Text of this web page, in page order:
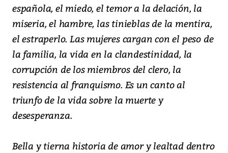
española, el miedo, el temor a la delación, la
miseria, el hambre, las tinieblas de la mentira,
el estraperlo. Las mujeres cargan con el peso de
la familia, la vida en la clandestinidad, la
corrupción de los miembros del clero, la
resistencia al franquismo. Es un canto al
triunfo de la vida sobre la muerte y
desesperanza.
Bella y tierna historia de amor y lealtad dentro